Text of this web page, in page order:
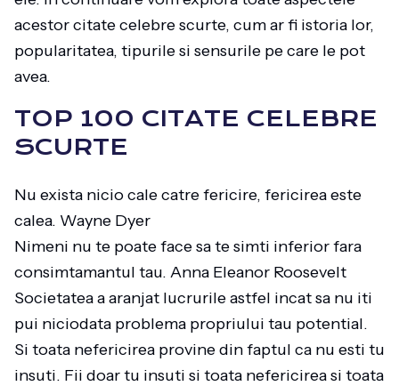
acestor citate celebre scurte, cum ar fi istoria lor,
popularitatea, tipurile si sensurile pe care le pot
avea.
TOP 100 CITATE CELEBRE
SCURTE
Nu exista nicio cale catre fericire, fericirea este
calea. Wayne Dyer
Nimeni nu te poate face sa te simti inferior fara
consimtamantul tau. Anna Eleanor Roosevelt
Societatea a aranjat lucrurile astfel incat sa nu iti
pui niciodata problema propriului tau potential.
Si toata nefericirea provine din faptul ca nu esti tu
insuti. Fii doar tu insuti si toata nefericirea si toata